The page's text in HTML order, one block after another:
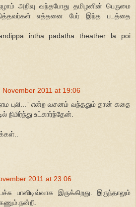
அறிவு வந்தபோது தமிழனின் பெருமை
எத்தனை பேர் இந்த படத்தை
intha padatha theather la poi
November 2011 at 19:06
புலி...” என்ற வசனம் வந்ததும் தான் கதை
நிமிர்ந்து உட்கார்ந்தேன்.
2011 at 23:06
பாஸிடிவ்வாக இருக்கிறது. இருந்தாலும்